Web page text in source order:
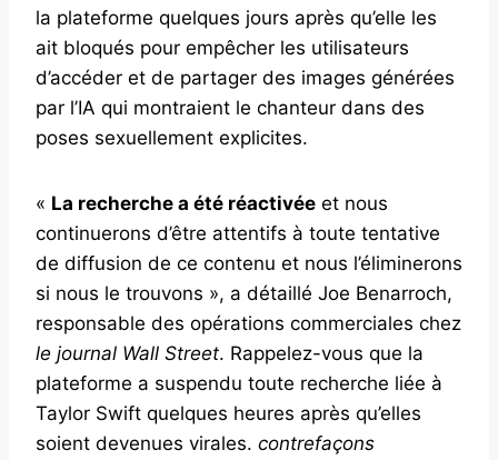
la plateforme quelques jours après qu’elle les
ait bloqués pour empêcher les utilisateurs
d’accéder et de partager des images générées
par l’IA qui montraient le chanteur dans des
poses sexuellement explicites.
« La recherche a été réactivée et nous
continuerons d’être attentifs à toute tentative
de diffusion de ce contenu et nous l’éliminerons
si nous le trouvons », a détaillé Joe Benarroch,
responsable des opérations commerciales chez
le journal Wall Street. Rappelez-vous que la
plateforme a suspendu toute recherche liée à
Taylor Swift quelques heures après qu’elles
soient devenues virales. contrefaçons